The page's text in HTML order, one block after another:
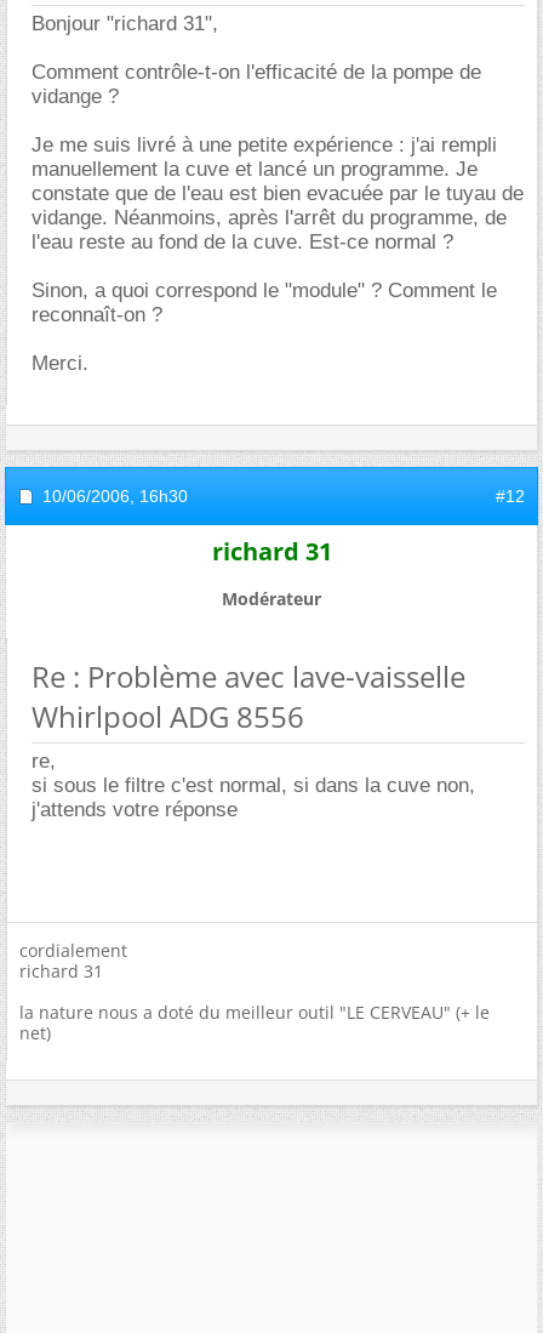
Bonjour "richard 31",
Comment contrôle-t-on l'efficacité de la pompe de
vidange ?
Je me suis livré à une petite expérience : j'ai rempli
manuellement la cuve et lancé un programme. Je
constate que de l'eau est bien evacuée par le tuyau de
vidange. Néanmoins, après l'arrêt du programme, de
l'eau reste au fond de la cuve. Est-ce normal ?
Sinon, a quoi correspond le "module" ? Comment le
reconnaît-on ?
Merci.
10/06/2006, 16h30 #12
richard 31
Modérateur
Re : Problème avec lave-vaisselle
Whirlpool ADG 8556
re,
si sous le filtre c'est normal, si dans la cuve non,
j'attends votre réponse
cordialement
richard 31
la nature nous a doté du meilleur outil "LE CERVEAU" (+ le
net)